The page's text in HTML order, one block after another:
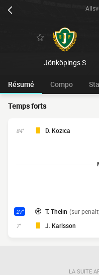
Jönköpings S
Résumé Compo
Temps forts
84' D. Kozica
27' T. Thelin (sur
7' J. Karlsson
LA SUITE